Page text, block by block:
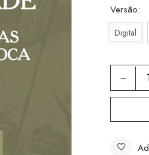
Versão
Digital